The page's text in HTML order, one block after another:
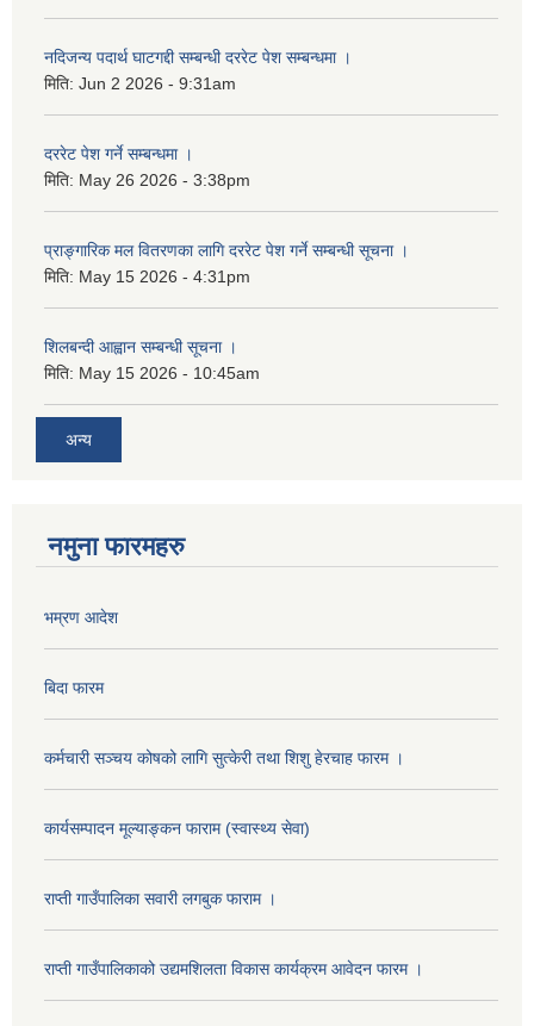
नदिजन्य पदार्थ घाटगद्दी सम्बन्धी दररेट पेश सम्बन्धमा ।
मिति: Jun 2 2026 - 9:31am
दररेट पेश गर्ने सम्बन्धमा ।
मिति: May 26 2026 - 3:38pm
प्राङ्गारिक मल वितरणका लागि दररेट पेश गर्ने सम्बन्धी सूचना ।
मिति: May 15 2026 - 4:31pm
शिलबन्दी आह्वान सम्बन्धी सूचना ।
मिति: May 15 2026 - 10:45am
अन्य
नमुना फारमहरु
भम्रण आदेश
बिदा फारम
कर्मचारी सञ्चय कोषको लागि सुत्केरी तथा शिशु हेरचाह फारम ।
कार्यसम्पादन मूल्याङ्कन फाराम (स्वास्थ्य सेवा)
राप्ती गाउँपालिका सवारी लगबुक फाराम ।
राप्ती गाउँपालिकाको उद्यमशिलता विकास कार्यक्रम आवेदन फारम ।